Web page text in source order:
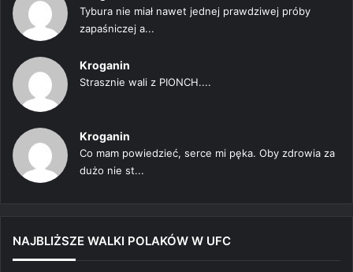
Tybura nie miał nawet jednej prawdziwej próby
zapaśniczej a...
Kroganin
Strasznie wali z PIONCH....
Kroganin
Co mam powiedzieć, serce mi pęka. Oby zdrowia za
dużo nie st...
NAJBLIŻSZE WALKI POLAKÓW W UFC